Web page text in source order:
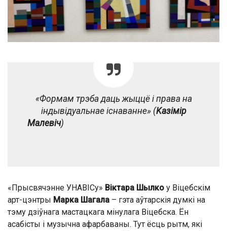
«Формам трэба даць жыццё і права на
індывідуальнае існаванне» (Kазімір
Малевіч)
«Прысвячэнне УНАВІСу» Віктара Шылко у Віцебскім
арт-цэнтры Марка Шагала – гэта аўтарскія думкі на
тэму дзіўнага мастацкага мінулага Віцебска. Ён
асабісты і музычна афарбаваны. Тут ёсць рытм, які